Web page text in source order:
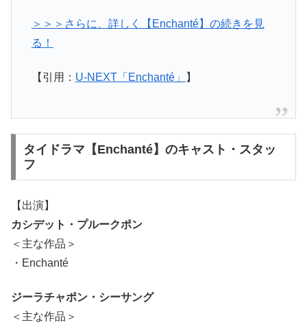
＞＞＞さらに、詳しく【Enchanté】の続きを見
る！
【引用： U-NEXT「Enchanté」 】
タイドラマ【Enchanté】のキャスト・スタッ
フ
【出演】
カシデット・プルークポン
＜主な作品＞
・Enchanté
ジーラチャポン・シーサング
＜主な作品＞